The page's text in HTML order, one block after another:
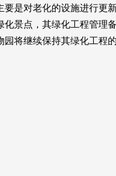
是对老化的设施进行更
化景点，其绿化工程管
将继续保持其绿化工程